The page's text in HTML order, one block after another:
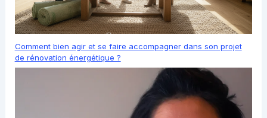
Comment bien agir et se faire accompagner dans son projet
de rénovation énergétique ?